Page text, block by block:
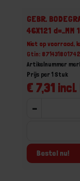
GEBR.
46X121 d=..MM
Niet op voorraad,
Gtin:
Artikelnummer
€ 7,31 incl.
Prijs per 1 Stuk
-
Bestel nu!